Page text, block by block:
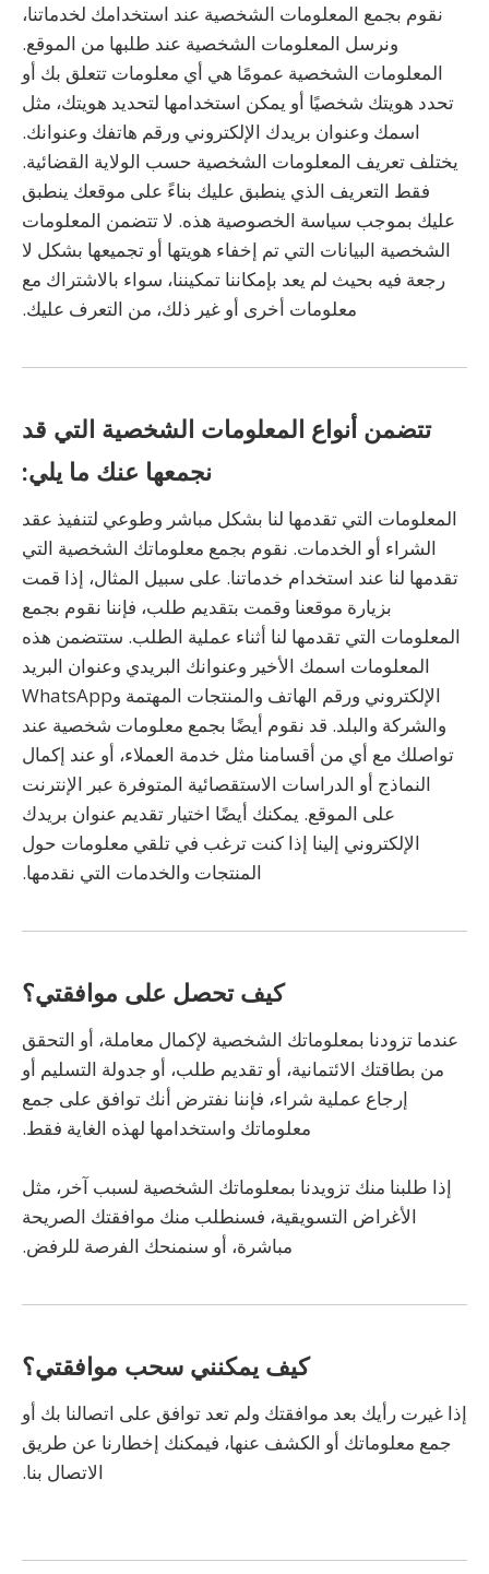
نقوم بجمع المعلومات الشخصية عند استخدامك لخدماتنا،
ونرسل المعلومات الشخصية عند طلبها من الموقع.
المعلومات الشخصية عمومًا هي أي معلومات تتعلق بك أو
تحدد هويتك شخصيًا أو يمكن استخدامها لتحديد هويتك، مثل
اسمك وعنوان بريدك الإلكتروني ورقم هاتفك وعنوانك.
يختلف تعريف المعلومات الشخصية حسب الولاية القضائية.
فقط التعريف الذي ينطبق عليك بناءً على موقعك ينطبق
عليك بموجب سياسة الخصوصية هذه. لا تتضمن المعلومات
الشخصية البيانات التي تم إخفاء هويتها أو تجميعها بشكل لا
رجعة فيه بحيث لم يعد بإمكاننا تمكيننا، سواء بالاشتراك مع
معلومات أخرى أو غير ذلك، من التعرف عليك.
تتضمن أنواع المعلومات الشخصية التي قد
نجمعها عنك ما يلي:
المعلومات التي تقدمها لنا بشكل مباشر وطوعي لتنفيذ عقد
الشراء أو الخدمات. نقوم بجمع معلوماتك الشخصية التي
تقدمها لنا عند استخدام خدماتنا. على سبيل المثال، إذا قمت
بزيارة موقعنا وقمت بتقديم طلب، فإننا نقوم بجمع
المعلومات التي تقدمها لنا أثناء عملية الطلب. ستتضمن هذه
المعلومات اسمك الأخير وعنوانك البريدي وعنوان البريد
الإلكتروني ورقم الهاتف والمنتجات المهتمة وWhatsApp
والشركة والبلد. قد نقوم أيضًا بجمع معلومات شخصية عند
تواصلك مع أي من أقسامنا مثل خدمة العملاء، أو عند إكمال
النماذج أو الدراسات الاستقصائية المتوفرة عبر الإنترنت
على الموقع. يمكنك أيضًا اختيار تقديم عنوان بريدك
الإلكتروني إلينا إذا كنت ترغب في تلقي معلومات حول
المنتجات والخدمات التي نقدمها.
كيف تحصل على موافقتي؟
عندما تزودنا بمعلوماتك الشخصية لإكمال معاملة، أو التحقق
من بطاقتك الائتمانية، أو تقديم طلب، أو جدولة التسليم أو
إرجاع عملية شراء، فإننا نفترض أنك توافق على جمع
معلوماتك واستخدامها لهذه الغاية فقط.
إذا طلبنا منك تزويدنا بمعلوماتك الشخصية لسبب آخر، مثل
الأغراض التسويقية، فسنطلب منك موافقتك الصريحة
مباشرة، أو سنمنحك الفرصة للرفض.
كيف يمكنني سحب موافقتي؟
إذا غيرت رأيك بعد موافقتك ولم تعد توافق على اتصالنا بك أو
جمع معلوماتك أو الكشف عنها، فيمكنك إخطارنا عن طريق
الاتصال بنا.